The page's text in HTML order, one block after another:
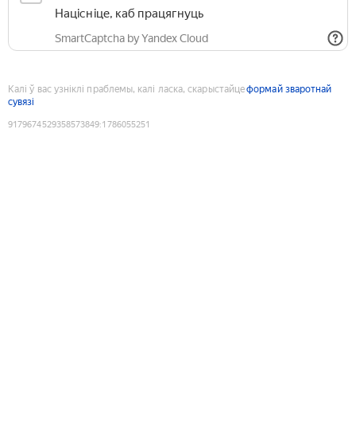
Націсніце, каб працягнуць
SmartCaptcha by Yandex Cloud
Калі ў вас узніклі праблемы, калі ласка, скарыстайцеформай зваротнай
сувязі
9179674529358573849:1786055251